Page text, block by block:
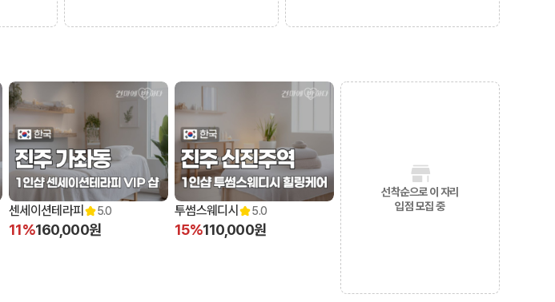
센세이션테라피 5.0
11%160,000원
투썸스웨디시 5.0
15%110,000원
선착순으로 이 자리
입점 모집 중